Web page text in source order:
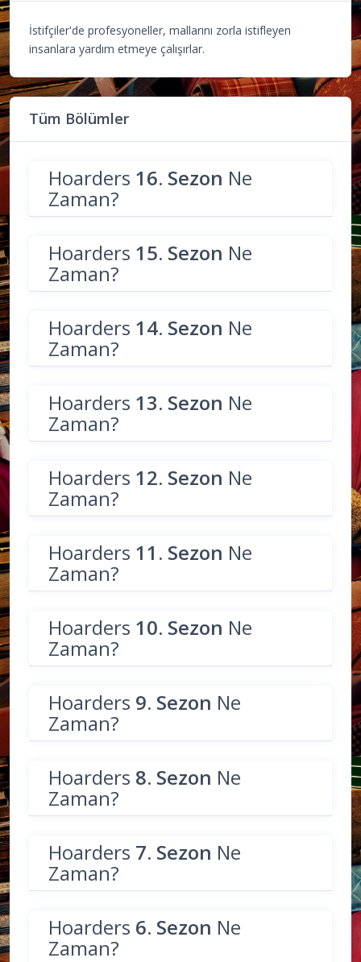
İstifçiler'de profesyoneller, mallarını zorla istifleyen
insanlara yardım etmeye çalışırlar.
Tüm Bölümler
Hoarders 16. Sezon Ne
Zaman?
Hoarders 15. Sezon Ne
Zaman?
Hoarders 14. Sezon Ne
Zaman?
Hoarders 13. Sezon Ne
Zaman?
Hoarders 12. Sezon Ne
Zaman?
Hoarders 11. Sezon Ne
Zaman?
Hoarders 10. Sezon Ne
Zaman?
Hoarders 9. Sezon Ne
Zaman?
Hoarders 8. Sezon Ne
Zaman?
Hoarders 7. Sezon Ne
Zaman?
Hoarders 6. Sezon Ne
Zaman?